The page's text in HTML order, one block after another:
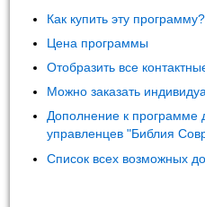
Как купить эту программу?
Цена программы
Отобразить все
Можно заказать
Дополнение к программе
управленцев "Библия
Список всех возможных